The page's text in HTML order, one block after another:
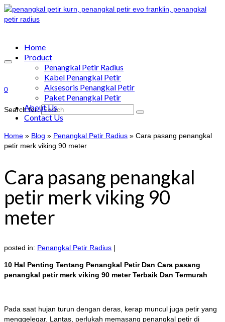
0
Search for:
Home
Product
Penangkal Petir Radius
Kabel Penangkal Petir
Aksesoris Penangkal Petir
Paket Penangkal Petir
About Us
Contact Us
Home » Blog » Penangkal Petir Radius » Cara pasang penangkal
petir merk viking 90 meter
Cara pasang penangkal
petir merk viking 90
meter
posted in: Penangkal Petir Radius |
10 Hal Penting Tentang Penangkal Petir Dan Cara pasang
penangkal petir merk viking 90 meter Terbaik Dan Termurah
Pada saat hujan turun dengan deras, kerap muncul juga petir yang
menggelegar. Lantas, perlukah memasang penangkal petir di